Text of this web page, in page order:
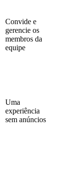
Convide e
gerencie os
membros da
equipe
Uma
experiência
sem anúncios